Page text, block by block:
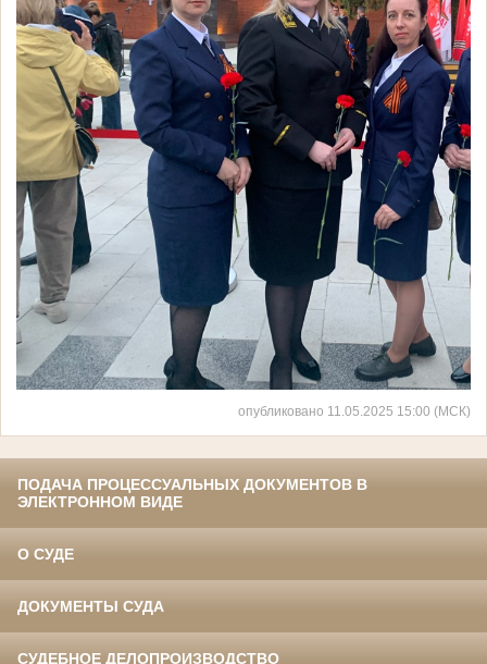
опубликовано 11.05.2025 15:00 (МСК)
ПОДАЧА ПРОЦЕССУАЛЬНЫХ ДОКУМЕНТОВ В
ЭЛЕКТРОННОМ ВИДЕ
О СУДЕ
ДОКУМЕНТЫ СУДА
СУДЕБНОЕ ДЕЛОПРОИЗВОДСТВО